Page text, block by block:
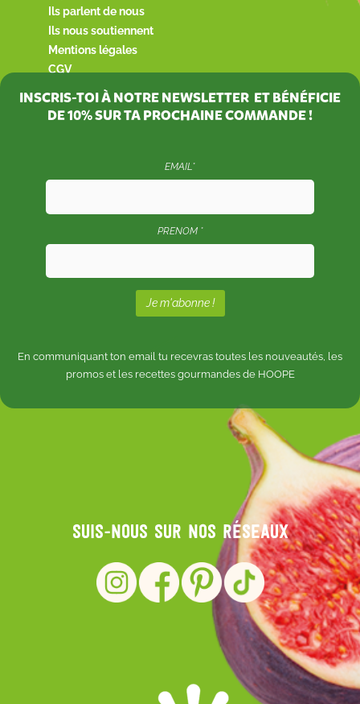
Ils parlent de nous
Ils nous soutiennent
Mentions légales
CGV
INSCRIS-TOI À NOTRE NEWSLETTER ET BÉNÉFICIE
DE10%SUR TA PROCHAINE COMMANDE !
EMAIL*
PRENOM *
En communiquant ton email tu recevras toutes les nouveautés, les
promos et les recettes gourmandes de HOOPE
Suis-nous sur nos réseaux